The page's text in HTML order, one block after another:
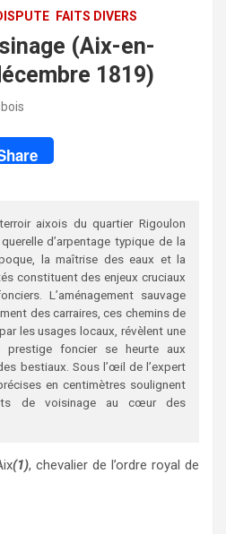
FAITS DIVERS
(Aix-en-
1819)
aixois du quartier Rigoulon
d’arpentage typique de la
la maîtrise des eaux et la
constituent des enjeux cruciaux
L’aménagement sauvage
des carraires, ces chemins de
les usages locaux, révèlent une
prestige foncier se heurte aux
bestiaux. Sous l’œil de l’expert
en centimètres soulignent
de voisinage au cœur des
(1), chevalier de l’ordre royal de